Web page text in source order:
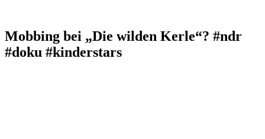
Mobbing bei „Die wilden Kerle“? #ndr
#doku #kinderstars